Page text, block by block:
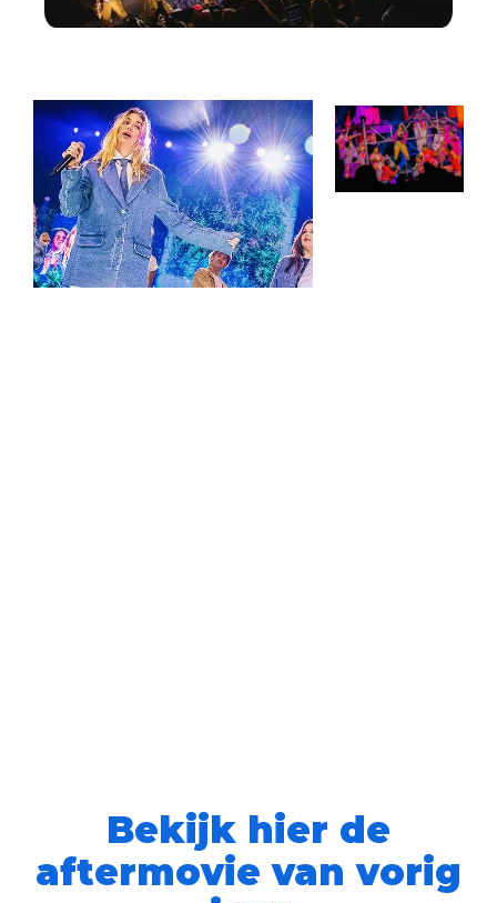
Bekijk hier de
aftermovie van vorig